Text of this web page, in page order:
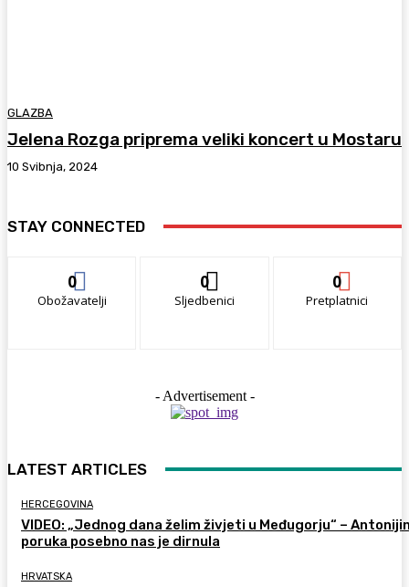
GLAZBA
Jelena Rozga priprema veliki koncert u Mostaru
10 Svibnja, 2024
STAY CONNECTED
0
Obožavatelji
0
Sljedbenici
0
Pretplatnici
- Advertisement -
LATEST ARTICLES
HERCEGOVINA
VIDEO: „Jednog dana želim živjeti u Međugorju“ –
poruka posebno nas je dirnula
HRVATSKA